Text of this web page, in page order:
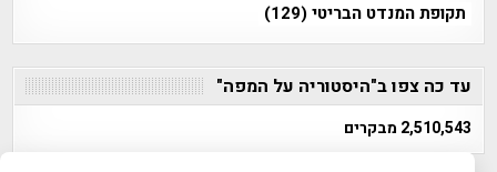
תקופת המנדט הבריטי(129)
עד כה צפו ב"היסטוריה על המפה"
2,510,543 מבקרים